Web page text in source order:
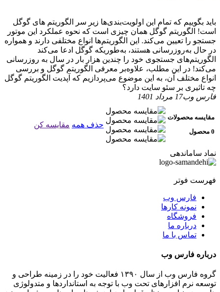
باید بگوییم که تمام این اولویت‌بندی‌ها زیر سر الگوریتم های گوگل
است! الگوریتم گوگل همان چیزی است که نحوه عملکرد این موتور
جستجو را تعیین می‌کند. این الگوریتم‌ها انواع مختلفی دارند و همواره
در حال به‌روزرسانی هستند، به‌طوریکه گوگل ادعا می‌کند
الگوریتم‌های جستجوی خود را چندین هزار بار در سال به روزرسانی
می‌کند! در این مطلب، علاوه‌بر معرفی الگوریتم گوگل و بررسی
انواع مختلف آن، به این موضوع می‌پردازیم که آپدیت الگوریتم گوگل
چه تاثیری بر سئو سایت دارد؟
فارس وب17 مرداد 1401
مقایسه محصولات
0 محصول
حذف همه مقایسه کن
نماد ساماندهی
فهرست فوتر
فارس وب
نمونه کارها
فروشگاه
درباره ما
تماس با ما
درباره فارس وب
گروه فارس وب از سال ۱۳۹۰ فعالیت خود را در زمینه طراحی و
توسعه نرم افزارهای تحت وب با توجه به استانداردها و متدولوژی